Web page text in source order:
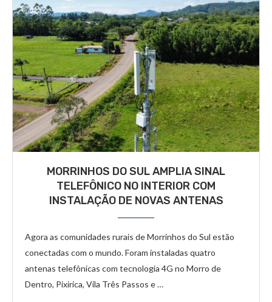
MORRINHOS DO SUL AMPLIA SINAL
TELEFÔNICO NO INTERIOR COM
INSTALAÇÃO DE NOVAS ANTENAS
Agora as comunidades rurais de Morrinhos do Sul estão
conectadas com o mundo. Foram instaladas quatro
antenas telefônicas com tecnologia 4G no Morro de
Dentro, Pixirica, Vila Três Passos e …